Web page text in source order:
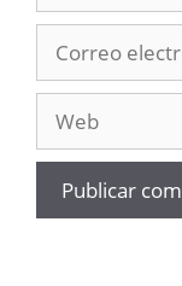
electrónico